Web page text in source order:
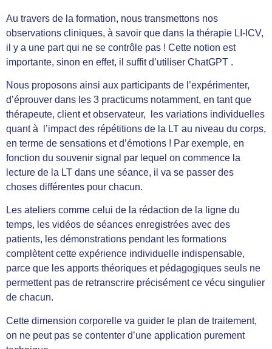
Au travers de la formation, nous transmettons nos
observations cliniques, à savoir que dans la thérapie LI-ICV,
il y a une part qui ne se contrôle pas ! Cette notion est
importante, sinon en effet, il suffit d’utiliser ChatGPT .
Nous proposons ainsi aux participants de l’expérimenter,
d’éprouver dans les 3 practicums notamment, en tant que
thérapeute, client et observateur, les variations individuelles
quant à l’impact des répétitions de la LT au niveau du corps,
en terme de sensations et d’émotions ! Par exemple, en
fonction du souvenir signal par lequel on commence la
lecture de la LT dans une séance, il va se passer des
choses différentes pour chacun.
Les ateliers comme celui de la rédaction de la ligne du
temps, les vidéos de séances enregistrées avec des
patients, les démonstrations pendant les formations
complètent cette expérience individuelle indispensable,
parce que les apports théoriques et pédagogiques seuls ne
permettent pas de retranscrire précisément ce vécu singulier
de chacun.
Cette dimension corporelle va guider le plan de traitement,
on ne peut pas se contenter d’une application purement